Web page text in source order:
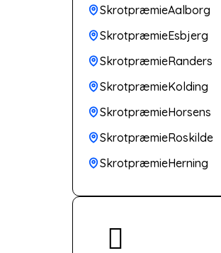
SkrotpræmieAalborg
SkrotpræmieEsbjerg
SkrotpræmieRanders
SkrotpræmieKolding
SkrotpræmieHorsens
SkrotpræmieRoskilde
SkrotpræmieHerning